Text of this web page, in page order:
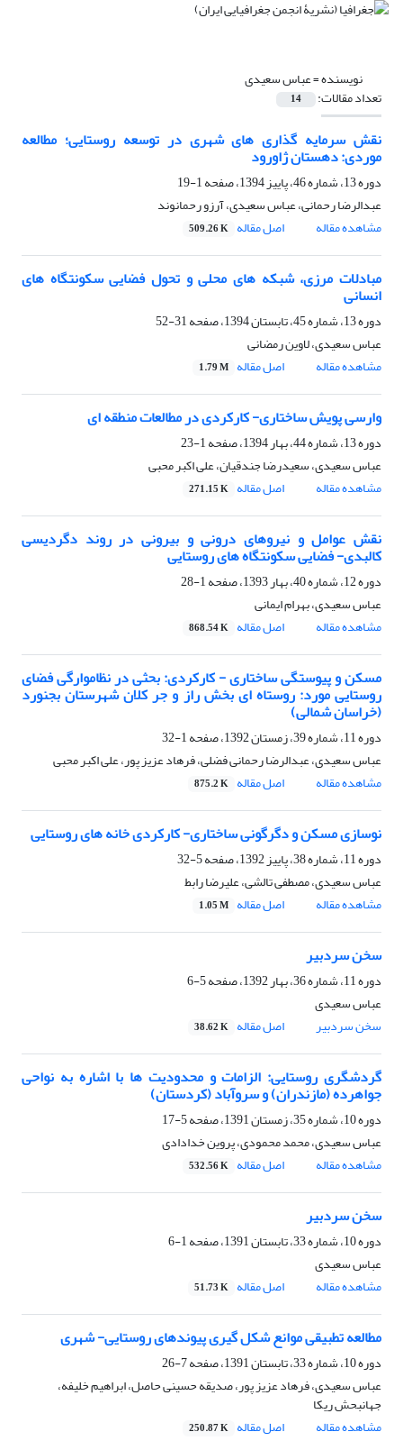
نویسنده =عباس سعیدی
تعداد مقالات: 14
نقش سرمایه گذاری های شهری در توسعه روستایی؛ مطالعه
موردی: دهستان ژاورود
دوره 13، شماره 46، پاییز 1394، صفحه
1-19
عبدالرضا رحمانی، عباس سعیدی، آرزو رحمانوند
مشاهده مقاله
اصل مقاله 509.26 K
مبادلات مرزی، شبکه های محلی و تحول فضایی سکونتگاه های
انسانی
دوره 13، شماره 45، تابستان 1394، صفحه
31-52
عباس سعیدی، لاوین رمضانی
مشاهده مقاله
اصل مقاله 1.79 M
وارسی پویش ساختاری- کارکردی در مطالعات منطقه ای
دوره 13، شماره 44، بهار 1394، صفحه
1-23
عباس سعیدی، سعیدرضا جندقیان، علی اکبر محبی
مشاهده مقاله
اصل مقاله 271.15 K
نقش عوامل و نیروهای درونی و بیرونی در روند دگردیسی
کالبدی- فضایی سکونتگاه های روستایی
دوره 12، شماره 40، بهار 1393، صفحه
1-28
عباس سعیدی، بهرام ایمانی
مشاهده مقاله
اصل مقاله 868.54 K
مسکن و پیوستگی ساختاری - کارکردی: بحثی در نظاموارگی فضای
روستایی مورد: روستاه ای بخش راز و جر کلان شهرستان بجنورد
(خراسان شمالی)
دوره 11، شماره 39، زمستان 1392، صفحه
1-32
عباس سعیدی، عبدالرضا رحمانی فضلی، فرهاد عزیز پور، علی اکبر محبی
مشاهده مقاله
اصل مقاله 875.2 K
نوسازی مسکن و دگرگونی ساختاری- کارکردی خانه های روستایی
دوره 11، شماره 38، پاییز 1392، صفحه
5-32
عباس سعیدی، مصطفی تالشی، علیرضا رابط
مشاهده مقاله
اصل مقاله 1.05 M
سخن سردبیر
دوره 11، شماره 36، بهار 1392، صفحه
5-6
عباس سعیدی
سخن سردبیر
اصل مقاله 38.62 K
گردشگری روستایی: الزامات و محدودیت ها با اشاره به نواحی
جواهرده (مازندران) و سروآباد (کردستان)
دوره 10، شماره 35، زمستان 1391، صفحه
5-17
عباس سعیدی، محمد محمودی، پروین خدادادی
مشاهده مقاله
اصل مقاله 532.56 K
سخن سردبیر
دوره 10، شماره 33، تابستان 1391، صفحه
1-6
عباس سعیدی
مشاهده مقاله
اصل مقاله 51.73 K
مطالعه تطبیقی موانع شکل گیری پیوندهای روستایی- شهری
دوره 10، شماره 33، تابستان 1391، صفحه
7-26
عباس سعیدی، فرهاد عزیز پور، صدیقه حسینی حاصل، ابراهیم خلیفه،
جهانبحش ریکا
مشاهده مقاله
اصل مقاله 250.87 K